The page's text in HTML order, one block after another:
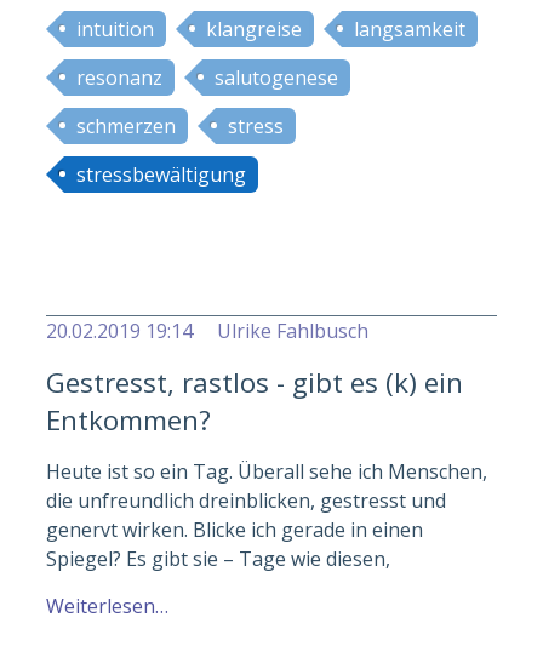
intuition
klangreise
langsamkeit
resonanz
salutogenese
schmerzen
stress
stressbewältigung
20.02.2019 19:14 Ulrike Fahlbusch
Gestresst, rastlos - gibt es (k) ein
Entkommen?
Heute ist so ein Tag. Überall sehe ich Menschen,
die unfreundlich dreinblicken, gestresst und
genervt wirken. Blicke ich gerade in einen
Spiegel? Es gibt sie – Tage wie diesen,
Weiterlesen…